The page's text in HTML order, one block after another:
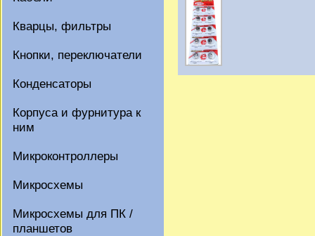
Кварцы, фильтры
Кнопки, переключатели
Конденсаторы
Корпуса и фурнитура к
ним
Микроконтроллеры
Микросхемы
Микросхемы для ПК /
планшетов